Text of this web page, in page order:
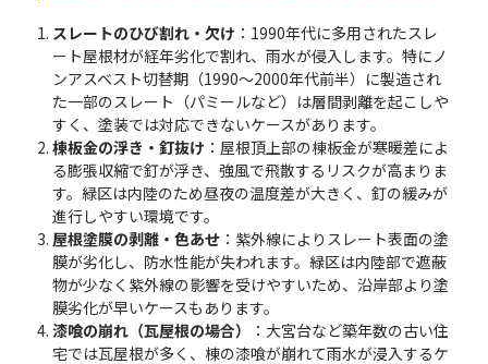
スレートのひび割れ・欠け ：1990年代に多用されたスレ
ート屋根材が経年劣化で割れ、雨水が侵入します。特にノ
ンアスベスト切替期（1990〜2000年代前半）に製造され
た一部のスレート（パミールなど）は層間剥離を起こしや
すく、塗装では対応できないケースがあります。
棟板金の浮き・釘抜け ：屋根頂上部の棟板金が寒暖差によ
る膨張収縮で釘が浮き、強風で飛散するリスクが高まりま
す。緑区は内陸のため昼夜の温度差が大きく、釘の緩みが
進行しやすい環境です。
屋根塗膜の剥離・色あせ ：紫外線によりスレート表面の塗
膜が劣化し、防水性能が失われます。緑区は内陸部で遮蔽
物が少なく紫外線の影響を受けやすいため、沿岸部より塗
膜劣化が早いケースもあります。
漆喰の崩れ（瓦屋根の場合）
：大宮台など築年数の古い住
宅では瓦屋根が多く、棟の漆喰が崩れて雨水が浸入するケ